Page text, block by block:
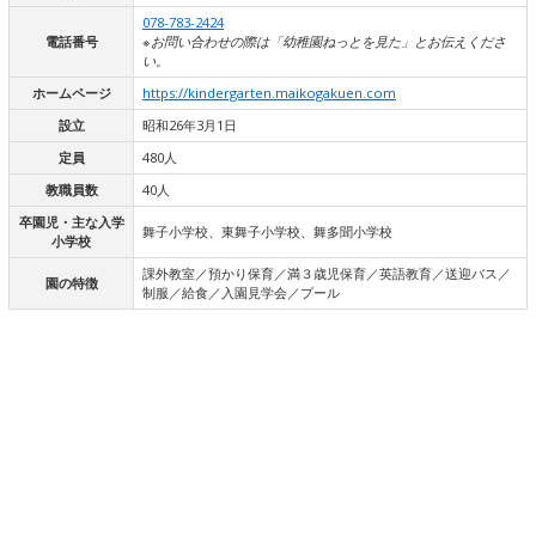
電話番号
078-783-2424
※お問い合わせの際は「幼稚園ねっとを見た」とお伝えくださ
い。
ホームページ
https://kindergarten.maikogakuen.com
設立
昭和26年3月1日
定員
480人
教職員数
40人
卒園児・主な入学
小学校
舞子小学校、東舞子小学校、舞多聞小学校
園の特徴
課外教室／預かり保育／満３歳児保育／英語教育／送迎バス／
制服／給食／入園見学会／プール